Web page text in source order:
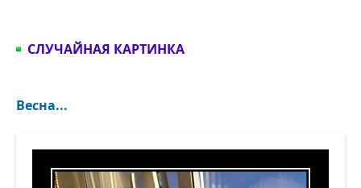
СЛУЧАЙНАЯ КАРТИНКА
Весна...